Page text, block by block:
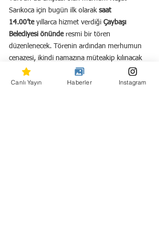
Sarıkoca için bugün ilk olarak saat
14.00’te yıllarca hizmet verdiği Çaybaşı
Belediyesi önünde resmi bir tören
düzenlenecek. Törenin ardından merhumun
cenazesi, ikindi namazına müteakip kılınacak
cenaze namazı ile aile kabristanlığına
defnedilecek.
Canlı Yayın Haberler Instagram